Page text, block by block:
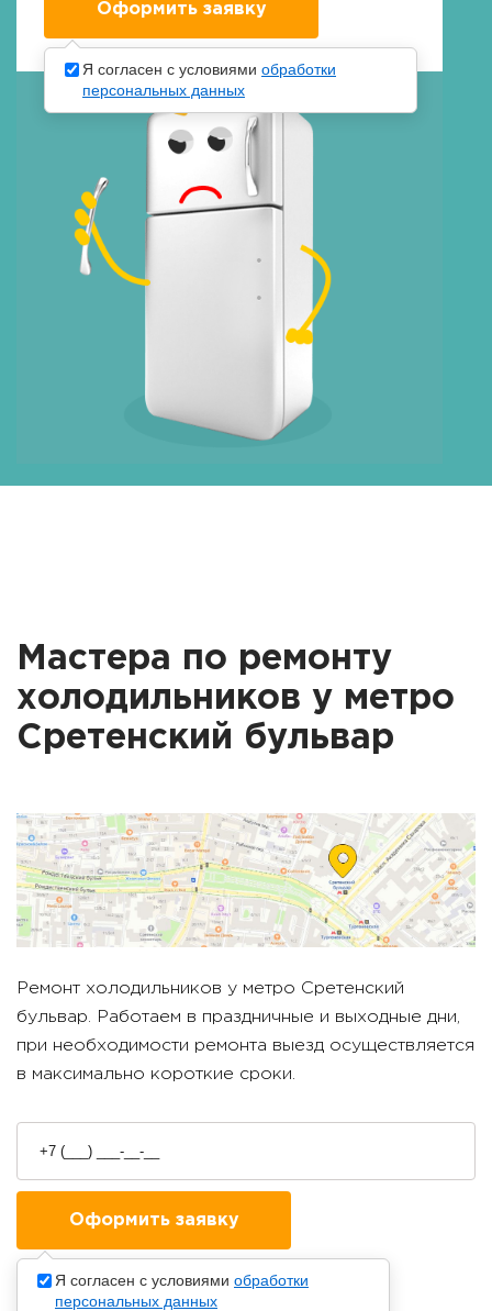
Мастера по ремонту
холодильников у метро
Сретенский бульвар
Ремонт холодильников у метро Сретенский
бульвар . Работаем в праздничные и выходные дни,
при необходимости ремонта выезд осуществляется
в максимально короткие сроки.
Я согласен с условиями обработки
персональных данных
Я согласен с условиями обработки
персональных данных